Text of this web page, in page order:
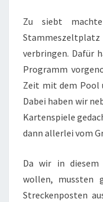
Zu siebt
Stammeszeltplatz
verbringen. Dafür
Programm
Zeit mit dem Pool
Dabei haben wir
Kartenspiele
dann allerlei vom
Da wir in diesem
wollen, mussten
Streckenposten